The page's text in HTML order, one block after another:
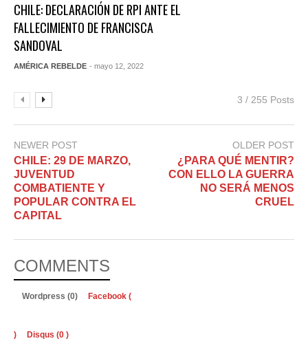
CHILE: DECLARACIÓN DE RPI ANTE EL
FALLECIMIENTO DE FRANCISCA
SANDOVAL
AMÉRICA REBELDE - mayo 12, 2022
3 / 255 Posts
NEWER POST
CHILE: 29 DE MARZO,
JUVENTUD
COMBATIENTE Y
POPULAR CONTRA EL
CAPITAL
OLDER POST
¿PARA QUÉ MENTIR?
CON ELLO LA GUERRA
NO SERÁ MENOS
CRUEL
COMMENTS
Wordpress (0) Facebook (
) Disqus (0 )